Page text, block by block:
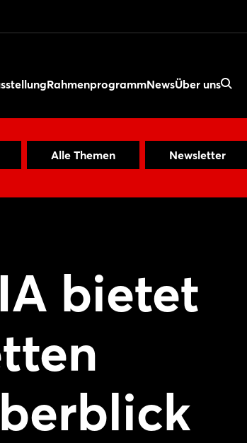
RahmenprogrammNewsÜber uns
Alle Themen Newsletter
bietet